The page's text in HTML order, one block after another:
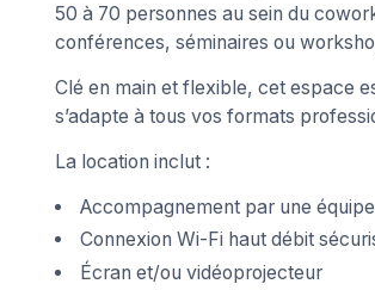
50 à 70 personnes au sein du
conférences, séminaires ou
Clé en main et flexible, cet espace
s’adapte à tous vos formats
La location inclut :
Accompagnement par une
Connexion Wi-Fi haut débit
Écran et/ou vidéoprojecteur